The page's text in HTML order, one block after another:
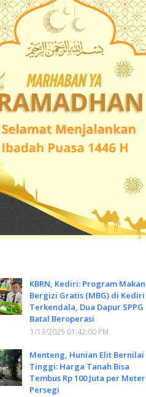
KBRN, Kediri: Program Makan
Bergizi Gratis (MBG) di Kediri
Terkendala, Dua Dapur SPPG
Batal Beroperasi
1/13/2025 01:42:00 PM
Menteng, Hunian Elit Bernilai
Tinggi: Harga Tanah Bisa
Tembus Rp 100 Juta per Meter
Persegi